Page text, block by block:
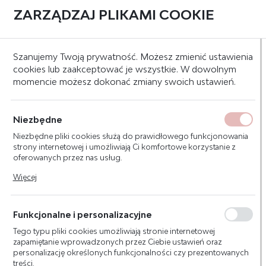
Strona główna Systemy mocowań Mocowania Mocowania do
KATEGORIE SORTUJ
MOCOWANIA DO PUSTYCH
PRZESTRZENI
O NAS
ZARZĄDZAJ PLIKAMI COOKIE
Szanujemy Twoją prywatność. Możesz zmienić ustawienia
cookies lub zaakceptować je wszystkie. W dowolnym
momencie możesz dokonać zmiany swoich ustawień.
Niezbędne
Niezbędne pliki cookies służą do prawidłowego funkcjonowania
strony internetowej i umożliwiają Ci komfortowe korzystanie z
oferowanych przez nas usług.
w celu m.in. dostosowania Twoich ustawień preferencji
prywatności, logowania czy wypełniania formularzy. Dzięki plikom
Więcej
Funkcjonalne i personalizacyjne
Tego typu pliki cookies umożliwiają stronie internetowej
zapamiętanie wprowadzonych przez Ciebie ustawień oraz
personalizację określonych funkcjonalności czy prezentowanych
treści.